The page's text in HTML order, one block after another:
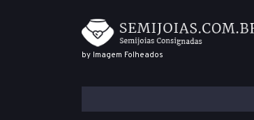
by Imagem Folheados